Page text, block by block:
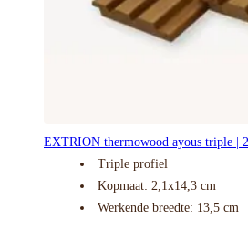
EXTRION thermowood ayous triple |
Triple profiel
Kopmaat: 2,1x14,3 cm
Werkende breedte: 13,5 cm